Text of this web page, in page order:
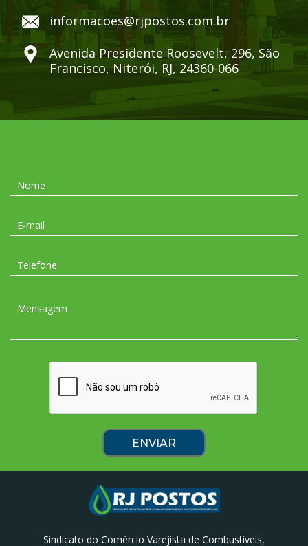
informacoes@rjpostos.com.br
Avenida Presidente Roosevelt, 296, São
Francisco, Niterói, RJ, 24360-066
Sindicato do Comércio Varejista de Combustíveis,